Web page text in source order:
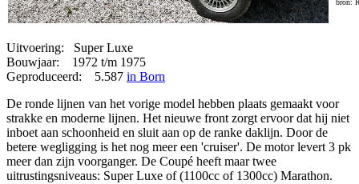
bron:
Uitvoering: Super Luxe
Bouwjaar: 1972 t/m 1975
Geproduceerd: 5.587 in Born
De ronde lijnen van het vorige model hebben plaats gemaakt voor
strakke en moderne lijnen. Het nieuwe front zorgt ervoor dat hij niet
inboet aan schoonheid en sluit aan op de ranke daklijn. Door de
betere wegligging is het nog meer een 'cruiser'. De motor levert 3 pk
meer dan zijn voorganger. De Coupé heeft maar twee
uitrustingsniveaus: Super Luxe of (1100cc of 1300cc) Marathon.